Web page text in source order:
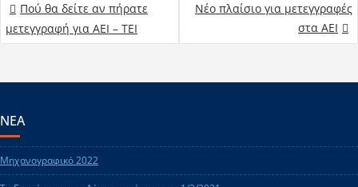
Πού θα δείτε αν πήρατε
μετεγγραφή για ΑΕΙ – ΤΕΙ
Νέο πλαίσιο για μετεγγραφές
στα ΑΕΙ
ΝΕΑ
Μηχανογραφικό 2022